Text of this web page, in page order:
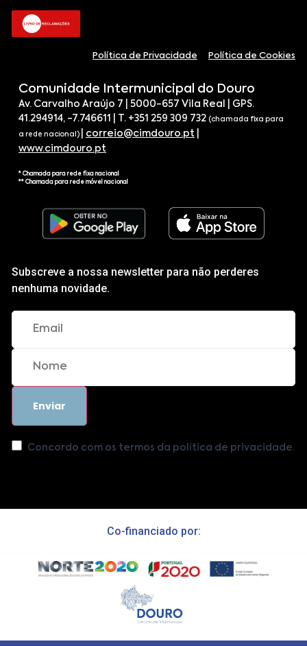
Política de Privacidade Política de Cookies
Comunidade Intermunicipal do Douro
Av. Carvalho Araújo 7 | 5000-657 Vila Real | GPS.
41.294914, -7.746611 | T. +351 259 309 732 (chamada fixa para
a rede nacional) correio@cimdouro.pt
www.cimdouro.pt
* Chamada para rede fixa nacional
** Chamada para rede móvel nacional
Subscreve a nossa newsletter para não perderes
nenhuma novidade.
Concordo com os termos da política de privacidade.
Co-financiado por: